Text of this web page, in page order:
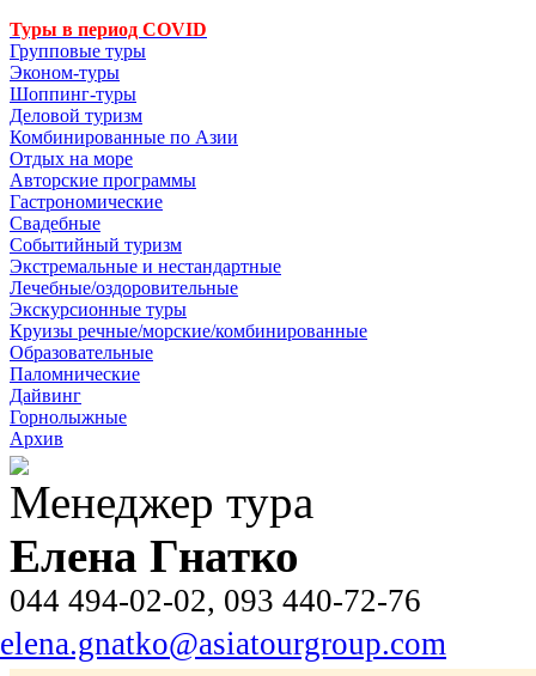
Туры в период COVID
Групповые туры
Эконом-туры
Шоппинг-туры
Деловой туризм
Комбинированные по Азии
Отдых на море
Авторские программы
Гастрономические
Свадебные
Событийный туризм
Экстремальные и нестандартные
Лечебные/оздоровительные
Экскурсионные туры
Круизы речные/морские/комбинированные
Образовательные
Паломнические
Дайвинг
Горнолыжные
Архив
Менеджер тура
Елена Гнатко
044 494-02-02, 093 440-72-76
elena.gnatko@asiatourgroup.com